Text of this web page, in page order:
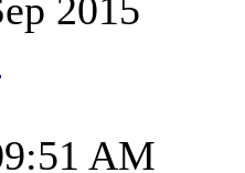
2015
AM